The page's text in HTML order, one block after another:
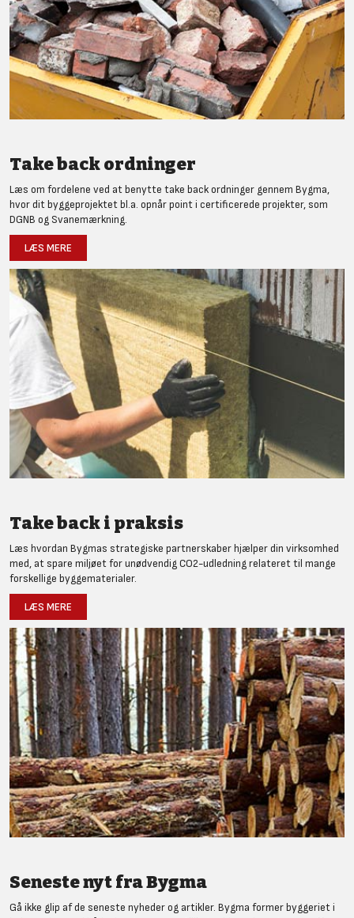
Take back ordninger
Læs om fordelene ved at benytte take back ordninger gennem Bygma,
hvor dit byggeprojektet bl.a. opnår point i certificerede projekter, som
DGNB og Svanemærkning.
LÆS MERE
Take back i praksis
Læs hvordan Bygmas strategiske partnerskaber hjælper din virksomhed
med, at spare miljøet for unødvendig CO2-udledning relateret til mange
forskellige byggematerialer.
LÆS MERE
Seneste nyt fra Bygma
Gå ikke glip af de seneste nyheder og artikler. Bygma former byggeriet i